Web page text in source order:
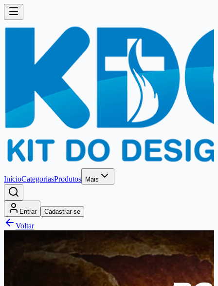
InícioCategoriasProdutos Mais
Entrar Cadastrar-se
Voltar